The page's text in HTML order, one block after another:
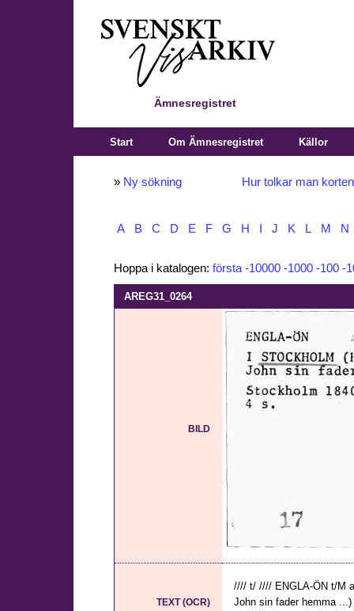
Ämnesregistret
Start Om Ämnesregistret Källor
» Ny sökning Hur tolkar man
A B C D E F G H J K L M N
Hoppa i katalogen: första -10000 -1000 -100 -
AREG31_0264
BILD
TEXT (OCR)
//// t/ //// ENGLA-ÖN t/M
John sin fader hemma